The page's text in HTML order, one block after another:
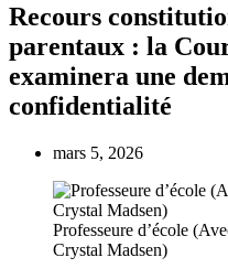
Recours
parentaux : la
examinera une
confidentialité
mars 5, 2026
Professeure d’école
Crystal Madsen)